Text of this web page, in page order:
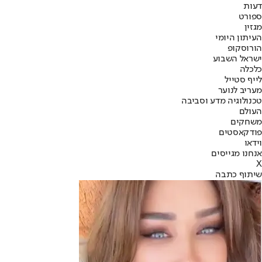
דעות
ספורט
מגזין
העיתון היומי
הורוסקופ
ישראל השבוע
כלכלה
לייף סטייל
מעריב לנוער
טכנולוגיה מדע וסביבה
העולם
משחקים
פודקאסטים
וידאו
אנחנו מגייסים
X
שיתוף כתבה